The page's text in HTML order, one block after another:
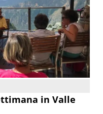
in Valle